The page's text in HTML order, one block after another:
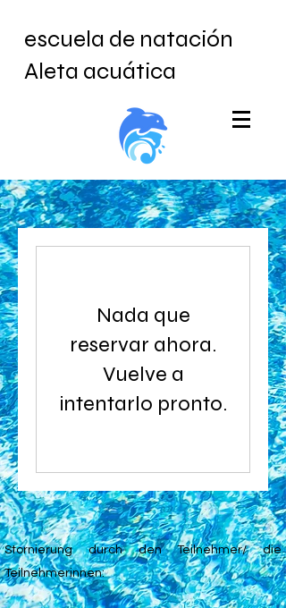
escuela de natación
Aleta acuática
Nada que
reservar ahora.
Vuelve a
intentarlo pronto.
Stornierung durch den Teilnehmer/ die
Teilnehmerinnen: